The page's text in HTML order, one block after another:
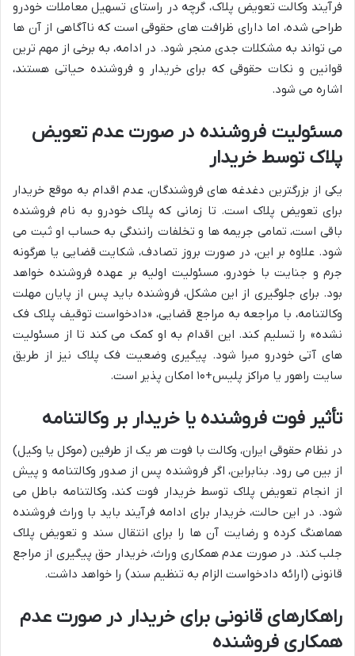
فرآیند وکالت تعویض پلاک، گرچه در راستای تسهیل معاملات خودرو
طراحی شده، اما دارای ظرافت های حقوقی است که ناآگاهی از آن ها
می تواند به مشکلات جدی منجر شود. در ادامه، به برخی از مهم ترین
قوانین و نکات حقوقی که برای خریدار و فروشنده حیاتی هستند،
اشاره می شود.
مسئولیت فروشنده در صورت عدم تعویض
پلاک توسط خریدار
یکی از بزرگترین دغدغه های فروشندگان، عدم اقدام به موقع خریدار
برای تعویض پلاک است. تا زمانی که پلاک خودرو به نام فروشنده
باقی است، تمامی جریمه ها و تخلفات رانندگی به حساب او ثبت می
شود. علاوه بر این، در صورت بروز تصادف، شکایت قضایی یا هرگونه
جرم و جنایت با خودرو، مسئولیت اولیه بر عهده فروشنده خواهد
بود. برای جلوگیری از این مشکل، فروشنده باید پس از پایان مهلت
وکالتنامه، با مراجعه به مراجع قضایی، «دادخواست توقیف پلاک فک
نشده» را تسلیم کند. این اقدام به او کمک می کند تا از مسئولیت
های آتی خودرو مبرا شود. پیگیری وضعیت فک پلاک نیز از طریق
سایت راهور یا مراکز پلیس+۱۰ امکان پذیر است.
تأثیر فوت فروشنده یا خریدار بر وکالتنامه
در نظام حقوقی ایران، وکالت با فوت هر یک از طرفین (موکل یا وکیل)
از بین می رود. بنابراین، اگر فروشنده پس از صدور وکالتنامه و پیش
از انجام تعویض پلاک توسط خریدار فوت کند، وکالتنامه باطل می
شود. در این حالت، خریدار برای ادامه فرآیند باید با وراث فروشنده
هماهنگ کرده و رضایت آن ها را برای انتقال سند و تعویض پلاک
جلب کند. در صورت عدم همکاری وراث، خریدار حق پیگیری از مراجع
قانونی (ارائه دادخواست الزام به تنظیم سند) را خواهد داشت.
راهکارهای قانونی برای خریدار در صورت عدم
همکاری فروشنده